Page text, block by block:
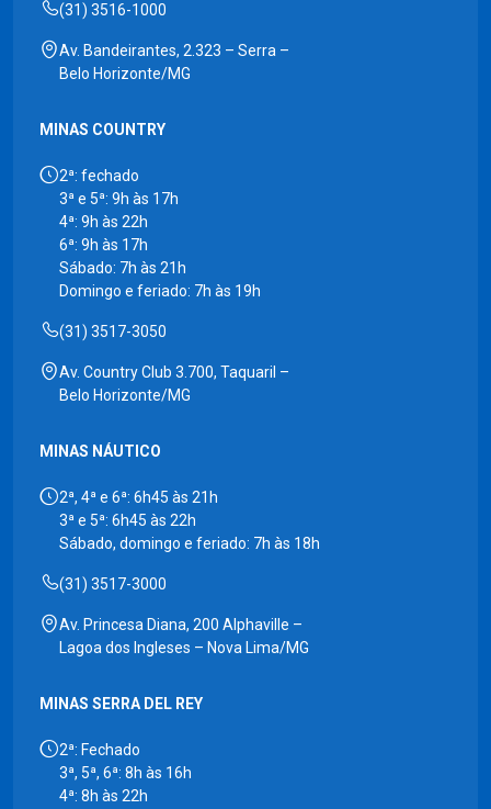
(31) 3516-1000
Av. Bandeirantes, 2.323 – Serra –
Belo Horizonte/MG
MINAS COUNTRY
2ª: fechado
3ª e 5ª: 9h às 17h
4ª: 9h às 22h
6ª: 9h às 17h
Sábado: 7h às 21h
Domingo e feriado: 7h às 19h
(31) 3517-3050
Av. Country Club 3.700, Taquaril –
Belo Horizonte/MG
MINAS NÁUTICO
2ª, 4ª e 6ª: 6h45 às 21h
3ª e 5ª: 6h45 às 22h
Sábado, domingo e feriado: 7h às 18h
(31) 3517-3000
Av. Princesa Diana, 200 Alphaville –
Lagoa dos Ingleses – Nova Lima/MG
MINAS SERRA DEL REY
2ª: Fechado
3ª, 5ª, 6ª: 8h às 16h
4ª: 8h às 22h